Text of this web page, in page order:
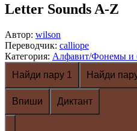
Letter Sounds A-Z
Автор: wilson
Переводчик: calliope
Категория: Алфавит/Фонемы и
Найди пару 1
Найди
Впиши Диктант